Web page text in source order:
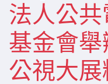
法人公
基金會
公視大